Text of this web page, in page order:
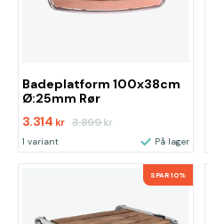
Badeplatform 100x38cm
Ø:25mm Rør
3.314 kr 3.899kr
1 variant På lager
SPAR 10%